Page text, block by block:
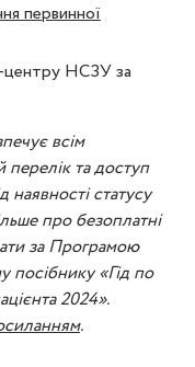
первинної
центру НСЗУ за
всім
та доступ
статусу
про безоплатні
за Програмою
посібнику «Гід по
2024».
.